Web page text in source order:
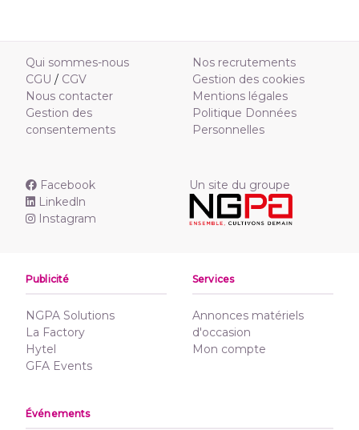
Qui sommes-nous
CGU / CGV
Nous contacter
Gestion des
consentements
Nos recrutements
Gestion des cookies
Mentions légales
Politique Données
Personnelles
Facebook
Linkedln
Instagram
Un site du groupe
Publicité
NGPA Solutions
La Factory
Hytel
GFA Events
Services
Annonces matériels
d'occasion
Mon compte
Événements